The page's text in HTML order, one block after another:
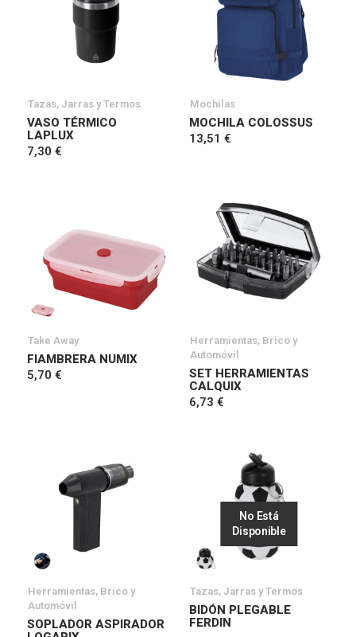
Tazas, Jarras y Termos
VASO TÉRMICO
LAPLUX
7,30 €
Mochilas
MOCHILA COLOSSUS
13,51 €
Take Away
FIAMBRERA NUMIX
5,70 €
Herramientas, Brico y
Automóvil
SET HERRAMIENTAS
CALQUIX
6,73 €
Herramientas, Brico y
Automóvil
SOPLADOR ASPIRADOR
No Está
Disponible
Tazas, Jarras y Termos
BIDÓN PLEGABLE
FERDIN